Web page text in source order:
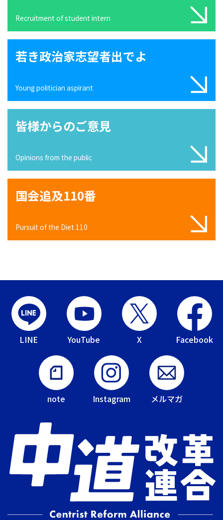
Recruitment of student intern
若き政治家志望者出でよ
Young politician aspirant
皆様からのご意見
Opinions from the public
国会追及110番
Pursuit of the Diet 110
LINE YouTube X Facebook
note Instagram メルマガ